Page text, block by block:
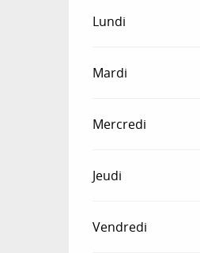
Lundi
Mardi
Mercredi
Jeudi
Vendredi